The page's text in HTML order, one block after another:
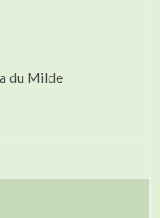
du Milde